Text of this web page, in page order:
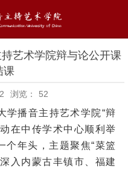
艺术学院辩与论公开课
课
浏览： 52
学播音主持艺术学院“辩
在中传学术中心顺利举
个年头，主题聚焦“菜篮
入内蒙古丰镇市、福建